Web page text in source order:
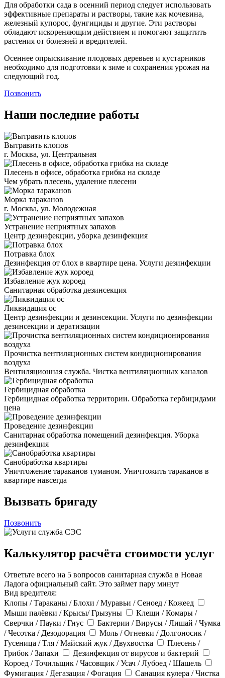
Для обработки сада в осенний период следует использовать
эффективные препараты и растворы, такие как мочевина,
железный купорос, фунгициды и другие. Эти растворы
обладают искореняющим действием и помогают защитить
растения от болезней и вредителей.
Осеннее опрыскивание плодовых деревьев и кустарников
необходимо для подготовки к зиме и сохранения урожая на
следующий год.
Позвонить
Наши последние работы
Вытравить клопов
г. Москва, ул. Центральная
Плесень в офисе, обработка грибка на складе
Чем убрать плесень, удаление плесени
Морка тараканов
г. Москва, ул. Молодежная
Устранение неприятных запахов
Центр дезинфекции, уборка дезинфекция
Потравка блох
Дезинфекция от блох в квартире цена. Услуги дезинфекции
Избавление жук короед
Санитарная обработка дезинсекция
Ликвидация ос
Центр дезинфекции и дезинсекции. Услуги по дезинфекции
дезинсекции и дератизации
Прочистка вентиляционных систем кондиционирования
воздуха
Вентиляционная служба. Чистка вентиляционных каналов
Гербицидная обработка
Гербицидная обработка территории. Обработка гербицидами
цена
Проведение дезинфекции
Санитарная обработка помещений дезинфекция. Уборка
дезинфекция
Санобработка квартиры
Уничтожение тараканов туманом. Уничтожить тараканов в
квартире навсегда
Вызвать бригаду
Позвонить
Калькулятор расчёта стоимости услуг
Ответьте всего на 5 вопросов санитарная служба в Новая
Ладога официальный сайт. Это займет пару минут
Вид вредителя:
Клопы / Тараканы / Блохи / Муравьи / Сеноед / Кожеед
Мыши палёвки / Крысы/ Грызуны
Клещи / Комары /
Сверчки / Пауки / Гнус
Бактерии / Вирусы / Лишай / Чумка
/ Чесотка / Дезодорация
Моль / Огневки / Долгоносик /
Гусеница / Тля / Майский жук / Двухвостка
Плесень /
Грибок / Запахи
Дезинфекция от вирусов и бактерий
Короед / Точильщик / Часовщик / Усач / Лубоед / Шашель
Фумигация / Дегазация / Фогация
Санация кулера / Чистка